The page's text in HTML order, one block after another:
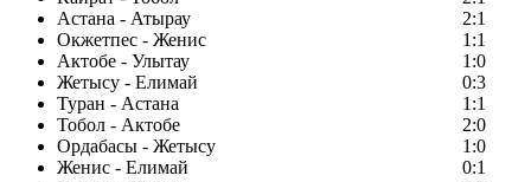
Астана - Атырау
2:1
Окжетпес - Женис
1:1
Актобе - Улытау
1:0
Жетысу - Елимай
0:3
Туран - Астана
1:1
Тобол - Актобе
2:0
Ордабасы - Жетысу
1:0
Женис - Елимай
0:1